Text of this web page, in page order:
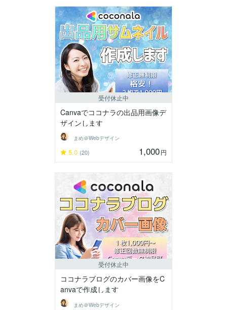
受付休止中
Canvaでココナラの出品用画像デ
ザインします
まめ＠Webデザイン
5.0 (20) 1,000円
受付休止中
ココナラブログのカバー画像をC
anvaで作成します
まめ＠Webデザイン